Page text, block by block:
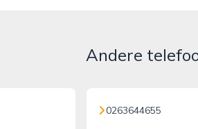
Andere
0263644655